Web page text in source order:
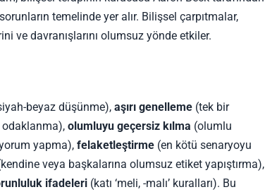
temelinde yer alır. Bilişsel çarpıtmalar,
ve davranışlarını olumsuz yönde etkiler.
beyaz düşünme), aşırı genelleme (tek bir
olumluyu geçersiz kılma (olumlu
yapma), felaketleştirme (en kötü senaryoyu
veya başkalarına olumsuz etiket yapıştırma),
ifadeleri (katı ‘meli, -malı’ kuralları). Bu